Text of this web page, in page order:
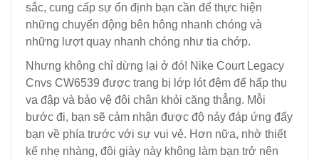
sắc, cung cấp sự ổn định bạn cần để thực hiện
những chuyển động bên hông nhanh chóng và
những lượt quay nhanh chóng như tia chớp.
Nhưng không chỉ dừng lại ở đó! Nike Court Legacy
Cnvs CW6539 được trang bị lớp lót đệm để hấp thụ
va đập và bảo vệ đôi chân khỏi căng thẳng. Mỗi
bước đi, bạn sẽ cảm nhận được độ nảy đáp ứng đẩy
bạn về phía trước với sự vui vẻ. Hơn nữa, nhờ thiết
kế nhẹ nhàng, đôi giày này không làm bạn trở nên